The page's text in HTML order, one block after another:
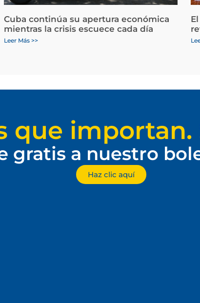
Cuba continúa su apertura económica
mientras la crisis escuece cada día
Leer Más >>
que importan.
gratis a nuestro
Haz clic aquí